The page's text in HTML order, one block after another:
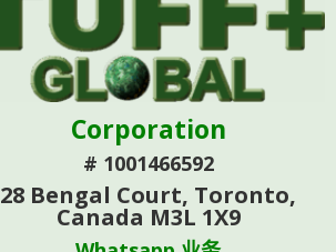
Corporation
# 1001466592
28 Bengal Court, Toronto,
Canada M3L 1X9